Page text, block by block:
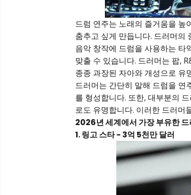
드럼 연주는 노래의 즐거움을 높
춤추고 싶게 만듭니다. 드러머의
음악 창작에 드럼을 사용하는 타
맞출 수 있습니다. 드러머는 팝,
종종 과장된 자아와 개성으로 유
드러머는 간단히 말해 드럼을 연
를 형성합니다. 또한, 대부분의
로도 유명합니다. 이러한 드러머
2026년 세계에서 가장 부유한 드
1. 링고 스타 - 3억 5천만 달러